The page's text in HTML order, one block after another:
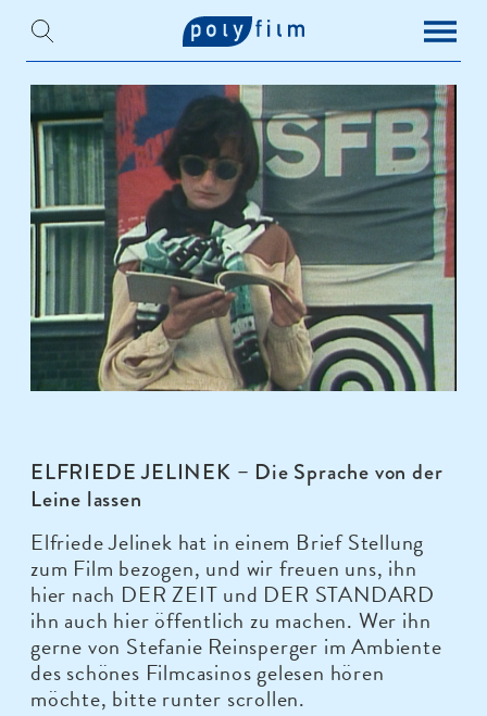
ELFRIEDE JELINEK – Die Sprache von der
Leine lassen
Elfriede Jelinek hat in einem Brief Stellung
zum Film bezogen, und wir freuen uns, ihn
hier nach DER ZEIT und DER STANDARD
ihn auch hier öffentlich zu machen. Wer ihn
gerne von Stefanie Reinsperger im Ambiente
des schönes Filmcasinos gelesen hören
möchte, bitte runter scrollen.